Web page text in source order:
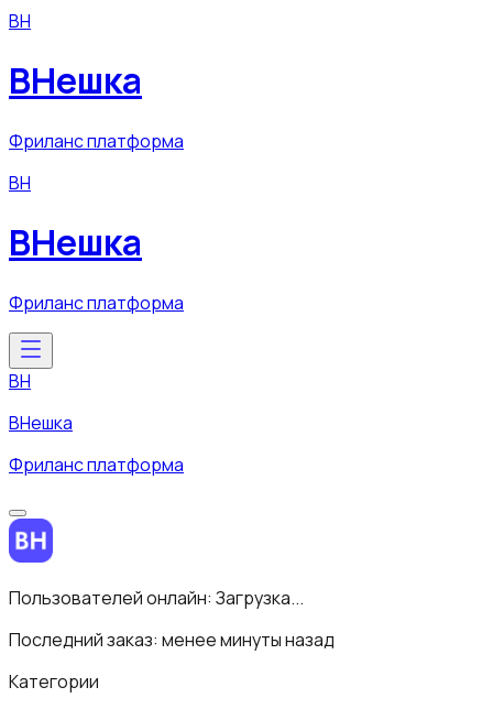
ВН
ВНешка
Фриланс платформа
ВН
ВНешка
Фриланс платформа
ВН
ВНешка
Фриланс платформа
Пользователей онлайн: Загрузка...
Последний заказ: менее минуты назад
Категории